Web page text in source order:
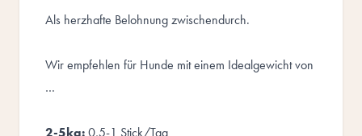
Als herzhafte Belohnung zwischendurch.
Wir empfehlen für Hunde mit einem Idealgewicht von
…
2-5kg:0,5-1 Stick/Tag